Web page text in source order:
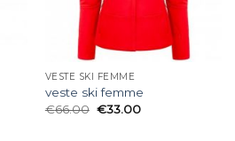
VESTE SKI FEMME
veste ski femme
€66.00 €33.00